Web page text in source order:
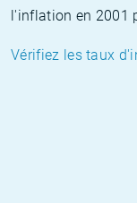
l'inflation en 2001
Vérifiez les taux